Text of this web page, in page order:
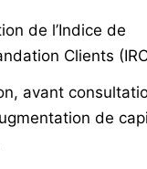
de l’Indice de
Clients
avant
de